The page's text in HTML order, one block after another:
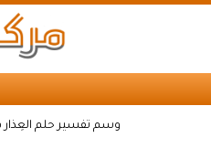
وسم تفسير حلم العِذار